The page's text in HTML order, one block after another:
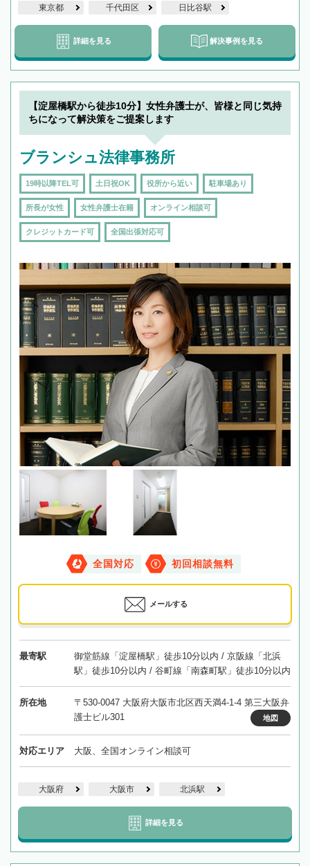
東京都 千代田区 日比谷駅
詳細を見る 解決事例を見る
【淀屋橋駅から徒歩10分】女性弁護士が、皆様と同じ気持
ちになって解決策をご提案します
ブランシュ法律事務所
19時以降TEL可 土日祝OK 役所から近い 駐車場あり
所長が女性 女性弁護士在籍 オンライン相談可
クレジットカード可 全国出張対応可
全国対応 初回相談無料
メールする
最寄駅
御堂筋線「淀屋橋駅」徒歩10分以内 / 京阪線「北浜
駅」徒歩10分以内 / 谷町線「南森町駅」徒歩10分以内
所在地
〒530-0047 大阪府大阪市北区西天満4-1-4 第三大阪弁
護士ビル301
地図
対応エリア 大阪、全国オンライン相談可
大阪府 大阪市 北浜駅
詳細を見る